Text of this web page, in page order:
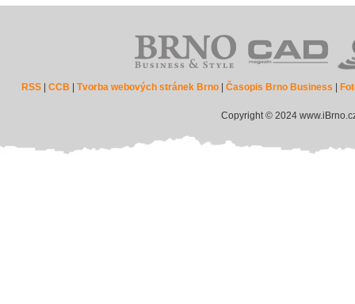
RSS |CCB |Tvorba webových stránek Brno |Časopis Brno Business
Copyright © 2024